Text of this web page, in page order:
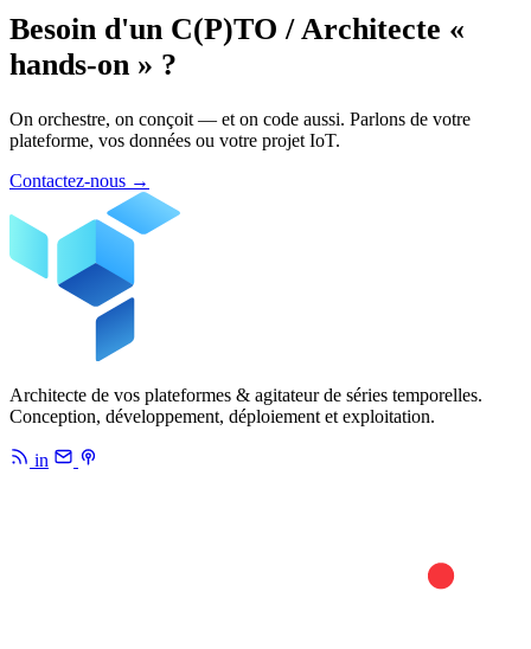
Besoin d'un C(P)TO / Architecte «
hands-on » ?
On orchestre, on conçoit — et on code aussi. Parlons de votre
plateforme, vos données ou votre projet IoT.
Contactez-nous →
Architecte de vos plateformes & agitateur de séries temporelles.
Conception, développement, déploiement et exploitation.
in